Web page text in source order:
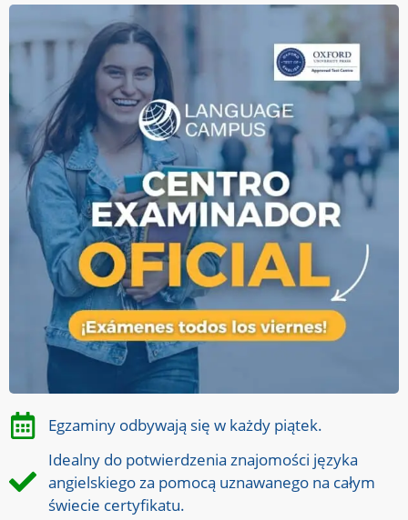
Egzaminy odbywają się w każdy piątek.
Idealny do potwierdzenia znajomości języka
angielskiego za pomocą uznawanego na całym
świecie certyfikatu.